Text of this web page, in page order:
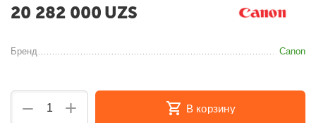
20 282 000 UZS
Бренд Canon
+
− В корзину